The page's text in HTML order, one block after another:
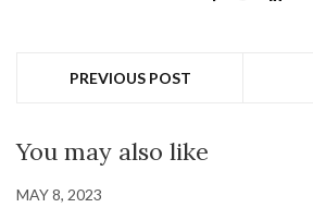
PREVIOUS POST
You may also like
MAY 8, 2023